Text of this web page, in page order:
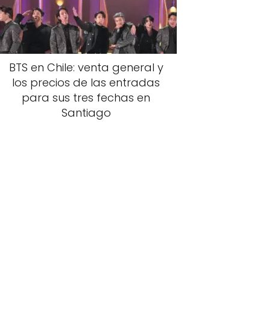
BTS en Chile: venta general y
los precios de las entradas
para sus tres fechas en
Santiago